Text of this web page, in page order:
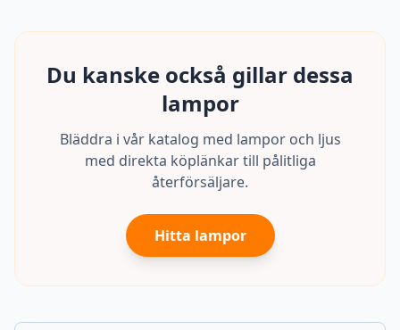
Du kanske också gillar dessa
lampor
Bläddra i vår katalog med lampor och ljus
med direkta köplänkar till pålitliga
återförsäljare.
Hitta lampor